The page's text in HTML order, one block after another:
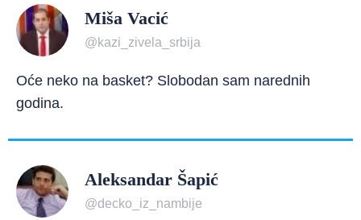
Miša Vacić
@kazi_zivela_srbija
Oće neko na basket? Slobodan sam narednih
godina.
Aleksandar Šapić
@decko_iz_nambije